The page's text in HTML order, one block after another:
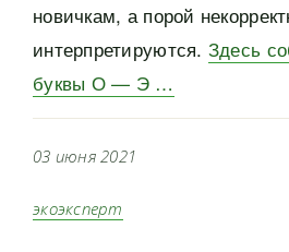
новичкам, а порой
интерпретируются. Здесь
буквы О — Э …
03 июня 2021
экоэксперт